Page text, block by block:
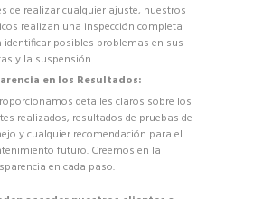
de realizar cualquier ajuste, nuestros
realizan una inspección completa
identificar posibles problemas en sus
y la suspensión.
en los Resultados:
detalles claros sobre los
realizados, resultados de pruebas de
y cualquier recomendación para el
futuro. Creemos en la
en cada paso.